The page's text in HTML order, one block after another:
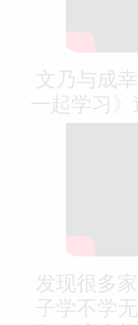
文乃与成
一起学习》
发现很多
子学不学